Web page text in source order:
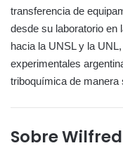
transferencia de
desde su laboratorio en
hacia la UNSL y la
experimentales
triboquímica de manera
Sobre